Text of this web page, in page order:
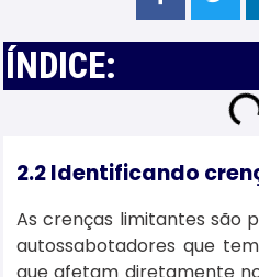
ÍNDICE:
2.2 Identificando
As crenças limitantes são
autossabotadores que